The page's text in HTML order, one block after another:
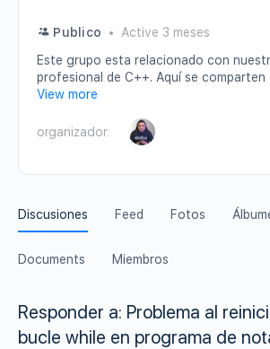
Publico
Active 3 meses
Este grupo esta relacionado con
profesional de C++. Aquí se comparten
View more
organizador:
Discusiones Feed Fotos
Documents Miembros
Responder a: Problema al
bucle while en programa de